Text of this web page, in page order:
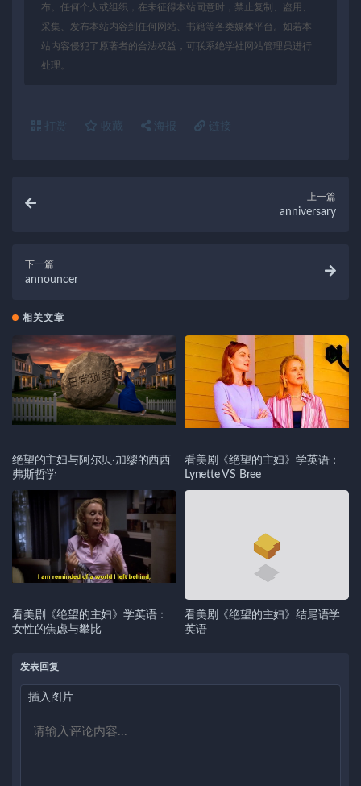
布。任何个人或组织，在未征得本站同意时，禁止复制、盗用、
采集、发布本站内容到任何网站、书籍等各类媒体平台。如若本
站内容侵犯了原著者的合法权益，可联系绝学社网站管理员进行
处理。
打赏 收藏 海报 链接
上一篇
anniversary
下一篇
announcer
相关文章
绝望的主妇与阿尔贝·加缪的西西
弗斯哲学
看美剧《绝望的主妇》学英语：
Lynette VS Bree
看美剧《绝望的主妇》学英语：
女性的焦虑与攀比
看美剧《绝望的主妇》结尾语学
英语
发表回复
插入图片